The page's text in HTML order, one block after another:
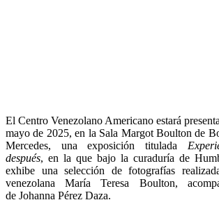
El Centro Venezolano Americano estará
mayo de 2025, en la Sala Margot Boulton de
Mercedes, una exposición titulada
después, en la que bajo la curaduría de
exhibe una selección de fotografías
venezolana María Teresa Boulton,
de Johanna Pérez Daza.